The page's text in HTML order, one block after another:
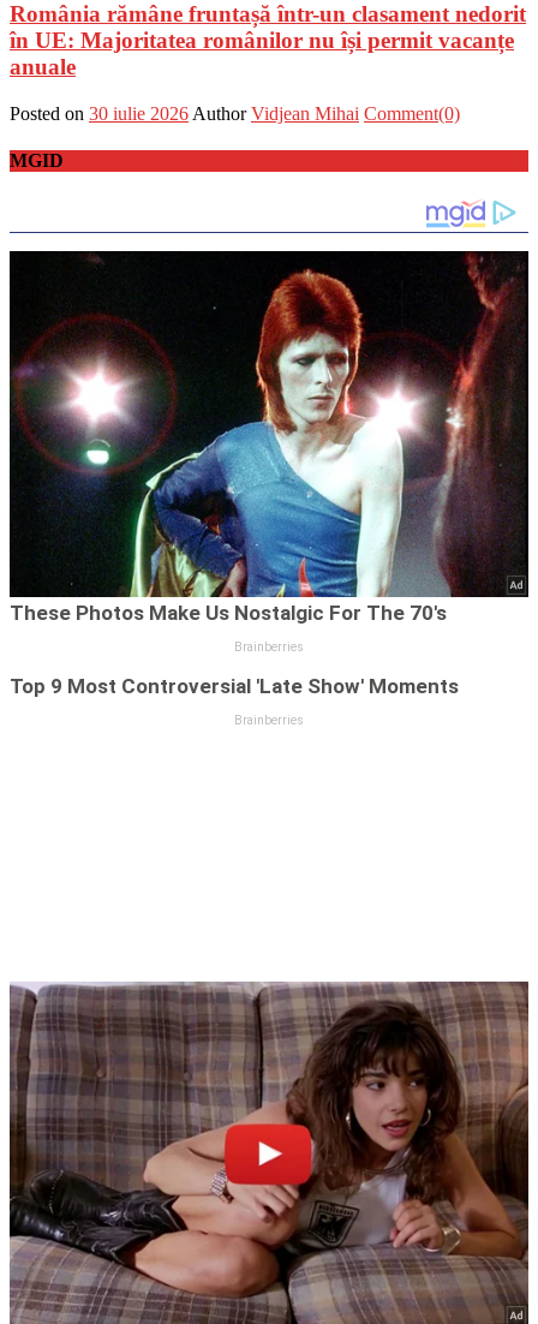
România rămâne fruntașă într-un clasament nedorit
în UE: Majoritatea românilor nu își permit vacanțe
anuale
Posted on 30 iulie 2026 Author Vidjean Mihai Comment(0)
MGID